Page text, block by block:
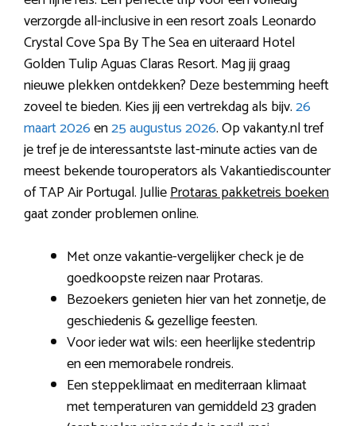
verzorgde all-inclusive in een resort zoals Leonardo
Crystal Cove Spa By The Sea en uiteraard Hotel
Golden Tulip Aguas Claras Resort. Mag jij graag
nieuwe plekken ontdekken? Deze bestemming heeft
zoveel te bieden. Kies jij een vertrekdag als bijv.26
maart 2026en25 augustus 2026. Op vakanty.nl tref
je tref je de interessantste last-minute acties van de
meest bekende touroperators als Vakantiediscounter
of TAP Air Portugal. JullieProtaras pakketreis boeken
gaat zonder problemen online.
Met onze vakantie-vergelijker check je de
goedkoopste reizen naar Protaras.
Bezoekers genieten hier van het zonnetje, de
geschiedenis & gezellige feesten.
Voor ieder wat wils: een heerlijke stedentrip
en een memorabele rondreis.
Een steppeklimaat en mediterraan klimaat
met temperaturen van gemiddeld 23 graden